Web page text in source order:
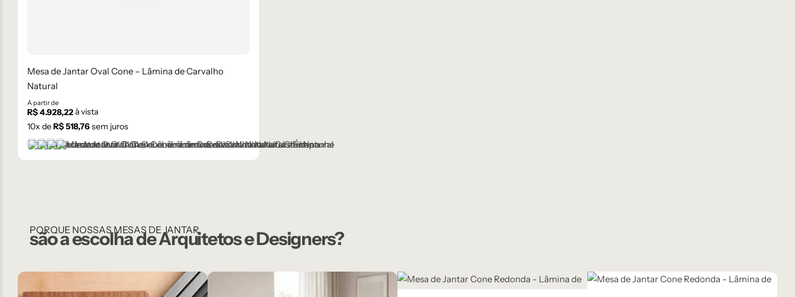
Mesa de Jantar Oval Cone – Lâmina de Carvalho
Natural
A partir de
R$4.928,22à vista
10x deR$518,76sem juros
Castanho
Champanhe
Ébano
Natural
PORQUE NOSSAS MESAS DE JANTAR
são a escolha de Arquitetos e Designers?